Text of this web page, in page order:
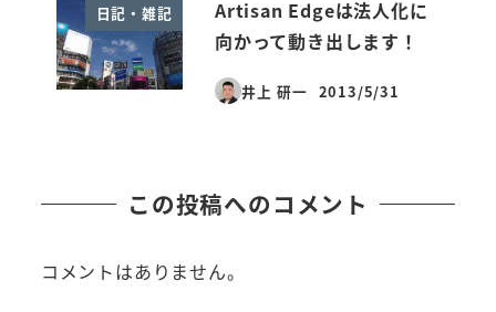
日記・雑記
Artisan Edgeは法人化に
向かって動き出します！
井上 研一
投稿日
2013/5/31
この投稿へのコメント
コメントはありません。